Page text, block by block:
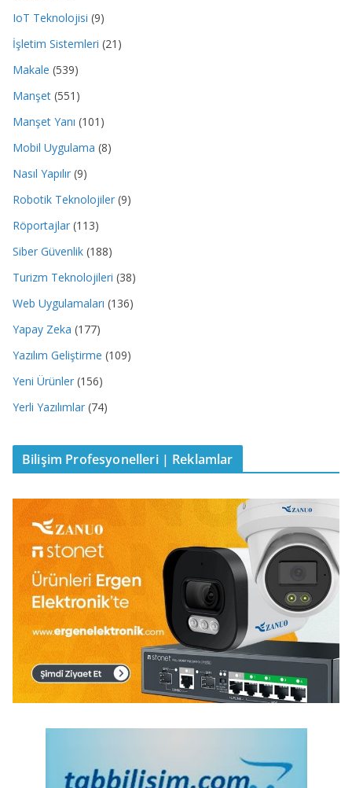
IoT Teknolojisi (9)
İşletim Sistemleri (21)
Makale (539)
Manşet (551)
Manşet Yanı (101)
Mobil Uygulama (8)
Nasıl Yapılır (9)
Robotik Teknolojiler (9)
Röportajlar (113)
Siber Güvenlik (188)
Turizm Teknolojileri (38)
Web Uygulamaları (136)
Yapay Zeka (177)
Yazılım Geliştirme (109)
Yeni Ürünler (156)
Yerli Yazılımlar (74)
Bilişim Profesyonelleri | Reklamlar